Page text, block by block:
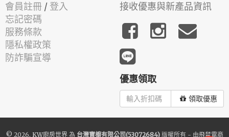
會員註冊 / 登入
忘記密碼
服務條款
隱私權政策
防詐騙宣導
接收優惠與新產品資訊
優惠領取
領取優惠
© 2026. KW廚房世界為 台灣寶櫥有限公司(53072684)版權所有 - 由飛鼠電商